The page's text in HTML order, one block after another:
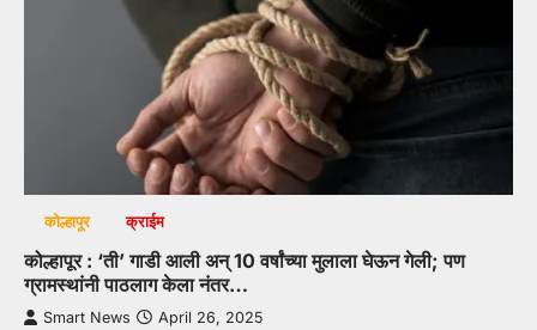
कोल्हापूर क्राईम
कोल्हापूर : ‘ती’ गाडी आली अन् 10 वर्षांच्या मुलाला घेऊन गेली; पण
ग्रामस्थांनी पाठलाग केला नंतर…
Smart News April 26, 2025